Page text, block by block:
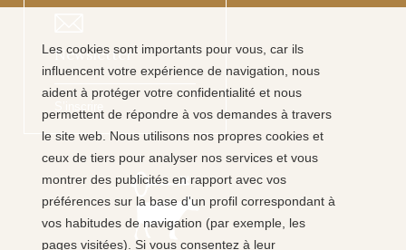
Newsletter
Les cookies sont importants pour vous, car ils
influencent votre expérience de navigation, nous
aident à protéger votre confidentialité et nous
permettent de répondre à vos demandes à travers
le site web. Nous utilisons nos propres cookies et
ceux de tiers pour analyser nos services et vous
montrer des publicités en rapport avec vos
préférences sur la base d'un profil correspondant à
vos habitudes de navigation (par exemple, les
pages visitées). Si vous consentez à leur